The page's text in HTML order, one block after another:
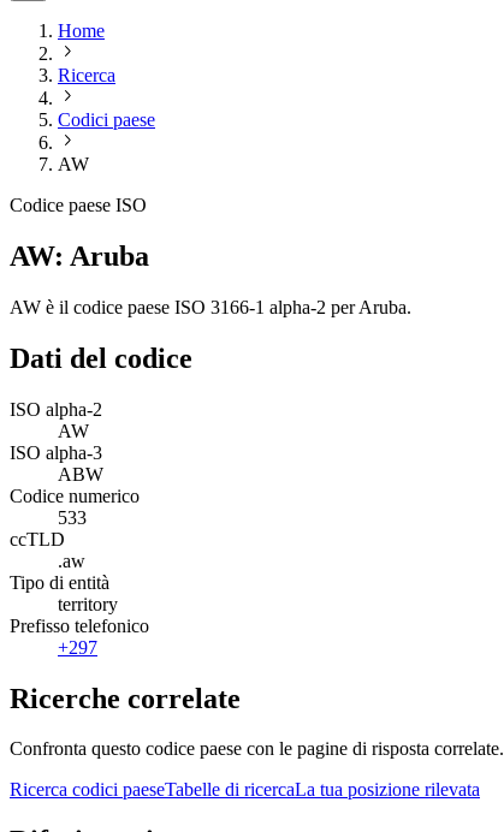
Home
Ricerca
Codici paese
AW
Codice paese ISO
AW: Aruba
AW è il codice paese ISO 3166-1 alpha-2 per Aruba.
Dati del codice
ISO alpha-2
AW
ISO alpha-3
ABW
Codice numerico
533
ccTLD
.aw
Tipo di entità
territory
Prefisso telefonico
+297
Ricerche correlate
Confronta questo codice paese con le pagine di risposta correlate.
Ricerca codici paeseTabelle di ricercaLa tua posizione rilevata